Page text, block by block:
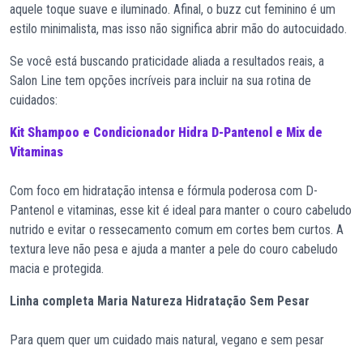
aquele toque suave e iluminado. Afinal, o buzz cut feminino é um
estilo minimalista, mas isso não significa abrir mão do autocuidado.
Se você está buscando praticidade aliada a resultados reais, a
Salon Line tem opções incríveis para incluir na sua rotina de
cuidados:
Kit Shampoo e Condicionador Hidra D-Pantenol e Mix de
Vitaminas
Com foco em hidratação intensa e fórmula poderosa com D-
Pantenol e vitaminas, esse kit é ideal para manter o couro cabeludo
nutrido e evitar o ressecamento comum em cortes bem curtos. A
textura leve não pesa e ajuda a manter a pele do couro cabeludo
macia e protegida.
Linha completa Maria Natureza Hidratação Sem Pesar
Para quem quer um cuidado mais natural, vegano e sem pesar